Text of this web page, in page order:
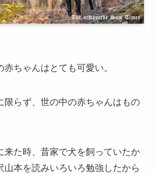
赤ちゃんはとても可愛い。
限らず、世の中の赤ちゃんはもの
来た時、昔家で犬を飼っていたか
山本を読みいろいろ勉強したから